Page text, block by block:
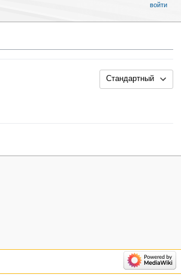
Стандартный
войти